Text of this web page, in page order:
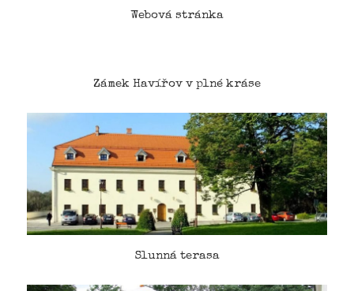
Webová stránka
Zámek Havířov v plné kráse
Slunná terasa